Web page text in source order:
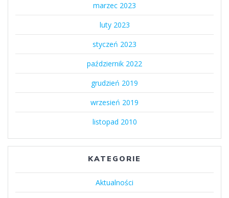
marzec 2023
luty 2023
styczeń 2023
październik 2022
grudzień 2019
wrzesień 2019
listopad 2010
KATEGORIE
Aktualności